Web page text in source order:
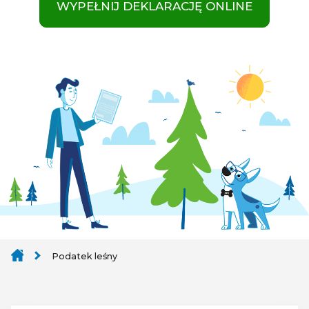
WYPEŁNIJ DEKLARACJĘ ONLINE
Podatek leśny